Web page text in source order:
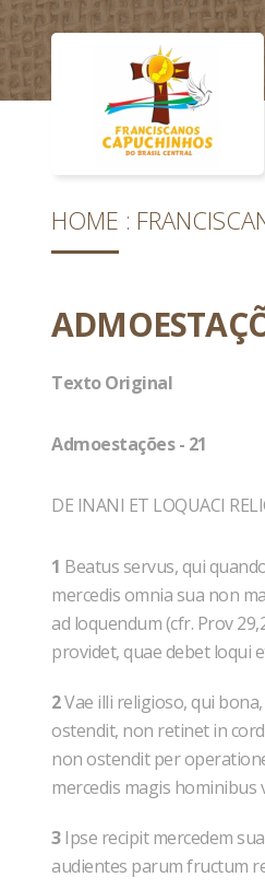
HOME
Texto Original
Admoestações - 21
DE INANI ET LOQUACI
1 Beatus servus, qui
mercedis omnia sua non
ad loquendum (cfr. Prov
providet, quae debet loqui
2Vae illi religioso, qui
ostendit, non retinet in
non ostendit per
mercedis magis hominibus
3Ipse recipit mercedem
audientes parum fructum